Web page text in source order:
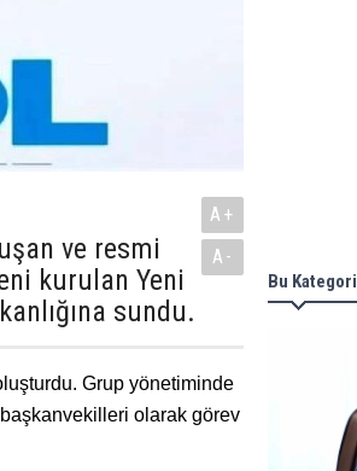
ve resmi
kurulan Yeni
sundu.
A+
A-
Grup yönetiminde
olarak görev
Bu